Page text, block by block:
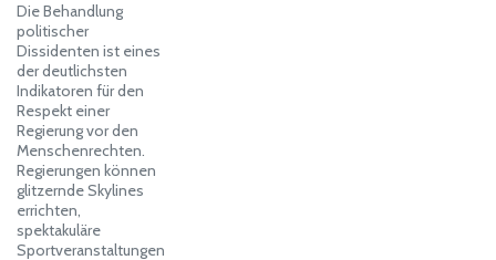
Die Behandlung
politischer
Dissidenten ist eines
der deutlichsten
Indikatoren für den
Respekt einer
Regierung vor den
Menschenrechten.
Regierungen können
glitzernde Skylines
errichten,
spektakuläre
Sportveranstaltungen